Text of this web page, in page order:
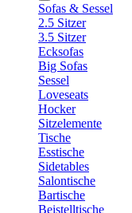
Sofas & Sessel
2.5 Sitzer
3.5 Sitzer
Ecksofas
Big Sofas
Sessel
Loveseats
Hocker
Sitzelemente
Tische
Esstische
Sidetables
Salontische
Bartische
Beistelltische